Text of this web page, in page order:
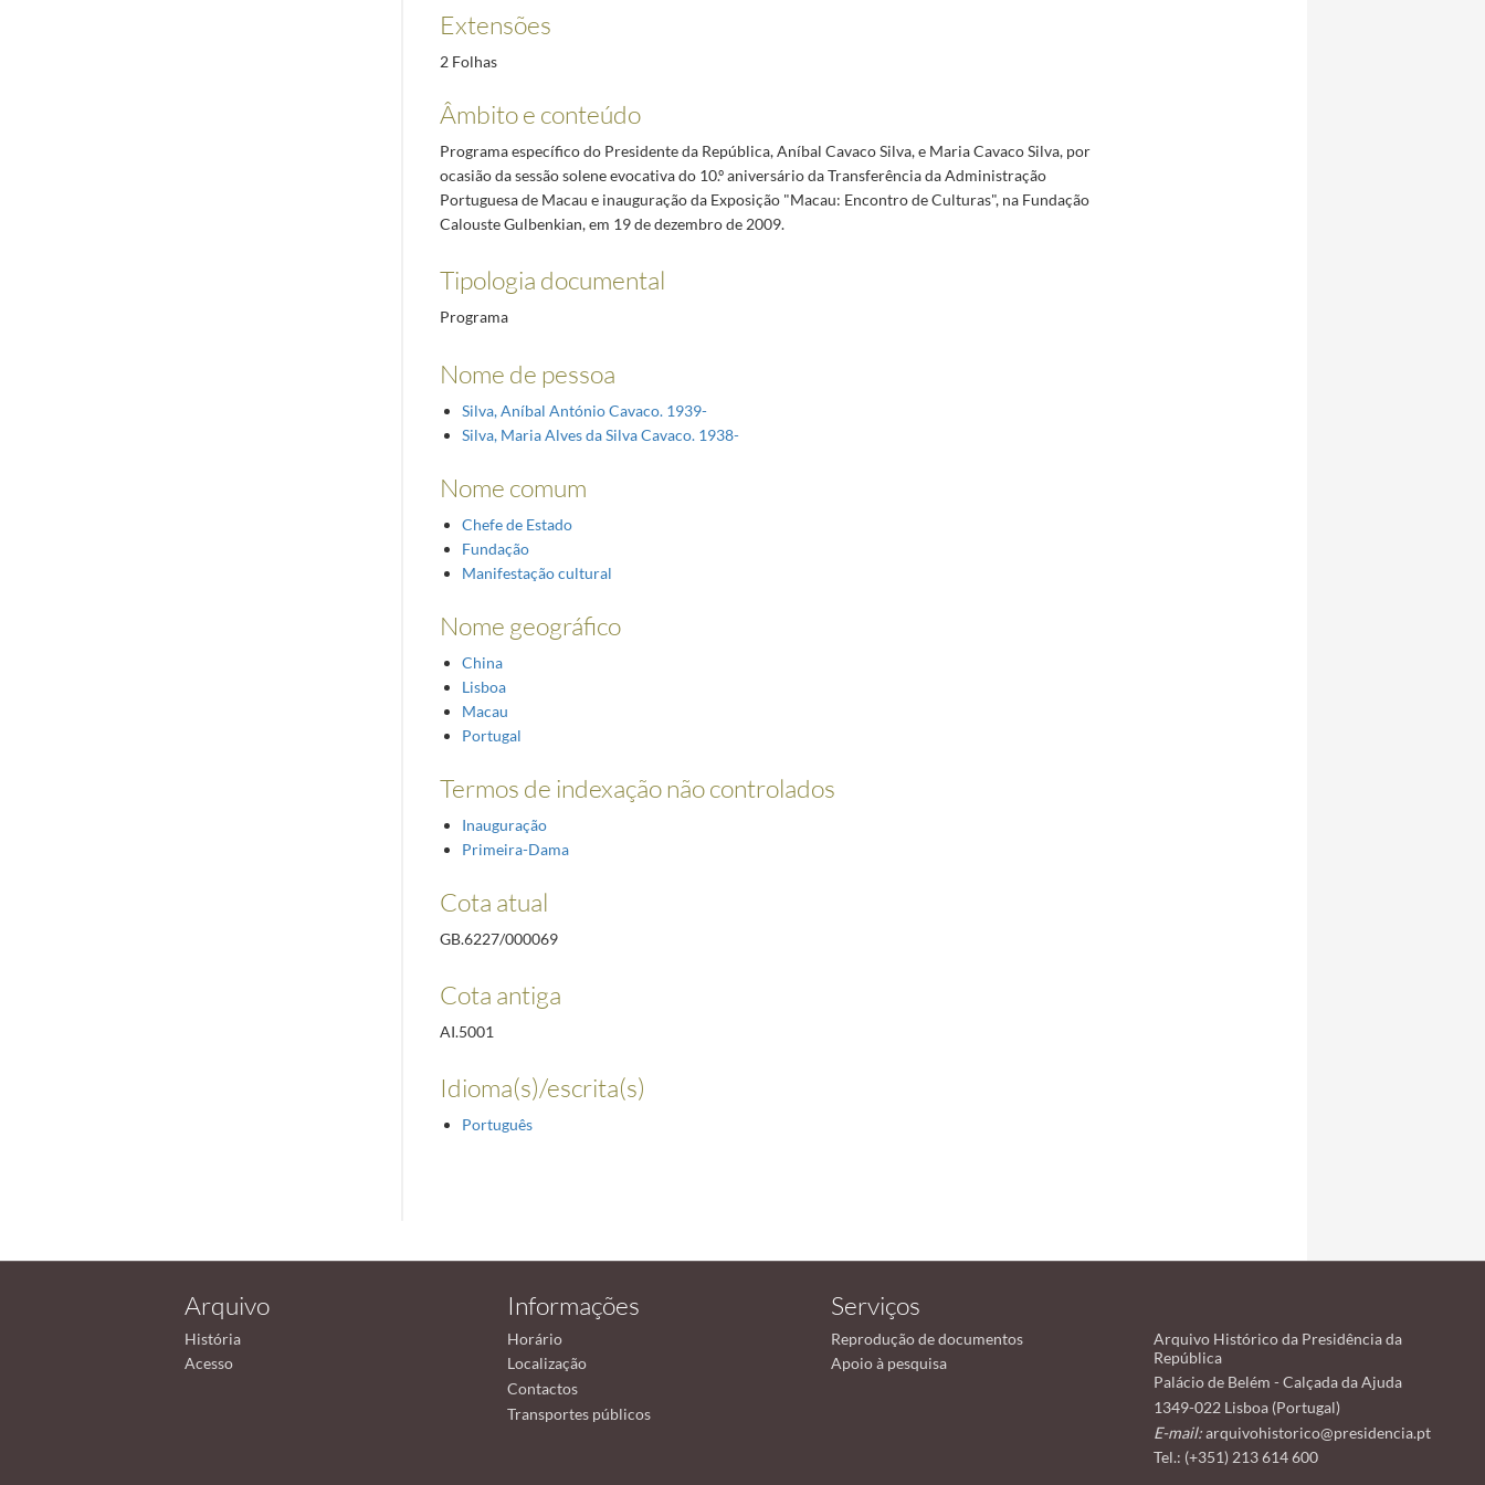
Extensões
2 Folhas
Âmbito e conteúdo
Programa específico do Presidente da República, Aníbal Cavaco Silva, e Maria Cavaco Silva, por
ocasião da sessão solene evocativa do 10.º aniversário da Transferência da Administração
Portuguesa de Macau e inauguração da Exposição "Macau: Encontro de Culturas", na Fundação
Calouste Gulbenkian, em 19 de dezembro de 2009.
Tipologia documental
Programa
Nome de pessoa
Silva, Aníbal António Cavaco. 1939-
Silva, Maria Alves da Silva Cavaco. 1938-
Nome comum
Chefe de Estado
Fundação
Manifestação cultural
Nome geográfico
China
Lisboa
Macau
Portugal
Termos de indexação não controlados
Inauguração
Primeira-Dama
Cota atual
GB.6227/000069
Cota antiga
AI.5001
Idioma(s)/escrita(s)
Português
Arquivo
História
Acesso
Informações
Horário
Localização
Contactos
Transportes públicos
Serviços
Reprodução de documentos
Apoio à pesquisa
Arquivo Histórico da Presidência da
República
Palácio de Belém - Calçada da Ajuda
1349-022 Lisboa (Portugal)
E-mail:arquivohistorico@presidencia.pt
Tel.: (+351) 213 614 600